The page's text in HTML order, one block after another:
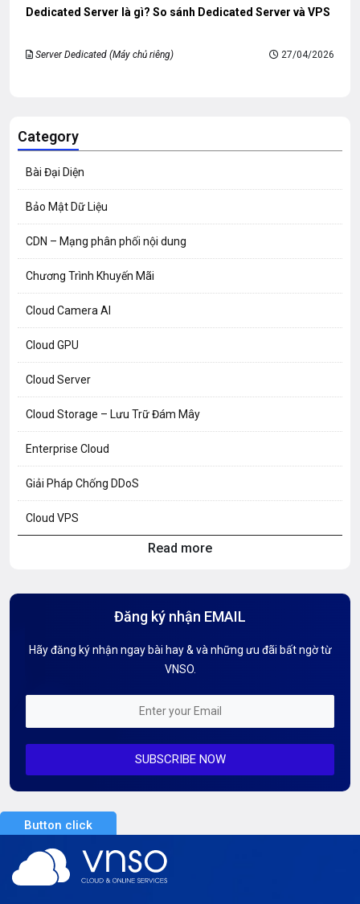
Dedicated Server là gì? So sánh Dedicated Server và VPS
Server Dedicated (Máy chủ riêng) 27/04/2026
Category
Bài Đại Diện
Bảo Mật Dữ Liệu
CDN – Mạng phân phối nội dung
Chương Trình Khuyến Mãi
Cloud Camera AI
Cloud GPU
Cloud Server
Cloud Storage – Lưu Trữ Đám Mây
Enterprise Cloud
Giải Pháp Chống DDoS
Cloud VPS
Hướng dẫn Tên miền
Kiến thức AI
Mỗi tuần 01 Server
Server Dedicated (Máy chủ riêng)
Server GPU
Server Windows
Read more
Đăng ký nhận EMAIL
Hãy đăng ký nhận ngay bài hay & và những ưu đãi bất ngờ từ
VNSO.
SUBSCRIBE NOW
Button click